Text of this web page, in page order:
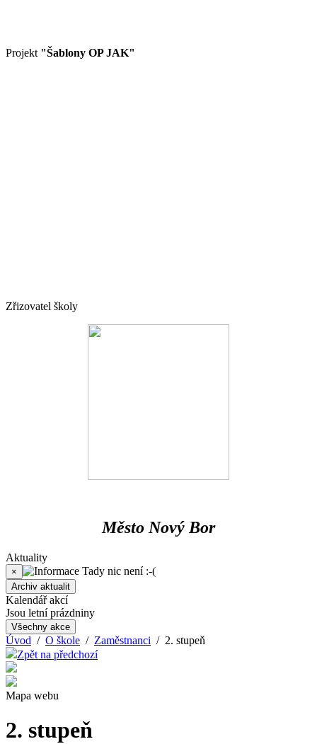
Projekt "Šablony OP JAK"
Zřizovatel školy
Město Nový Bor
Aktuality
× Tady nic není :-(
Archiv aktualit
Kalendář akcí
Jsou letní prázdniny
Všechny akce
Úvod / O škole / Zaměstnanci / 2. stupeň
Zpět na předchozí
Mapa webu
2. stupeň